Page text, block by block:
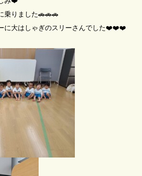
乗りました🚗🚗🚗
に大はしゃぎのスリーさんでした❤️❤️❤️